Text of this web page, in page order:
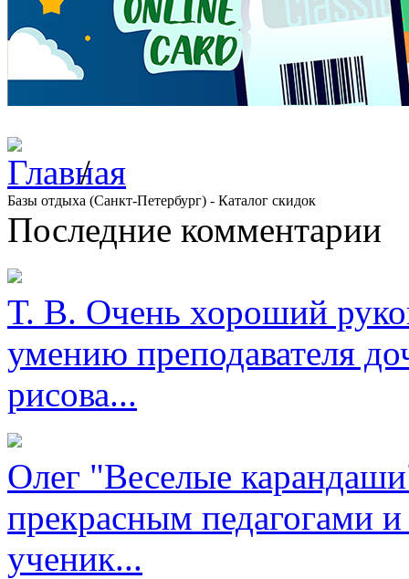
/
Базы отдыха (Санкт-Петербург) - Каталог скидок
Последние комментарии
Т. В. Очень хороший
умению преподавателя
рисова...
Олег "Веселые
прекрасным педагогами
ученик...